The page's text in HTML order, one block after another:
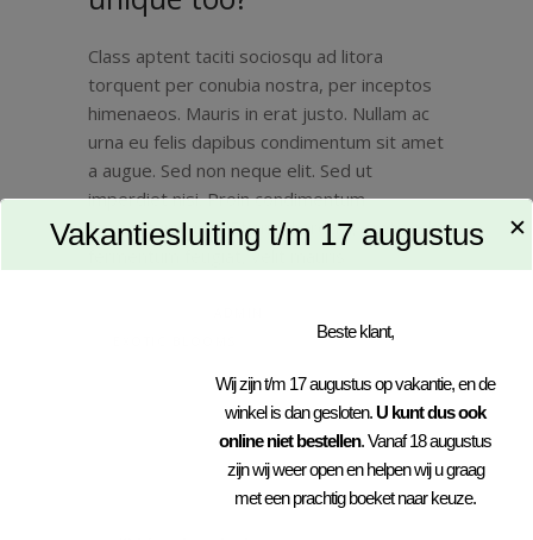
Class aptent taciti sociosqu ad litora
torquent per conubia nostra, per inceptos
himenaeos. Mauris in erat justo. Nullam ac
urna eu felis dapibus condimentum sit amet
a augue. Sed non neque elit. Sed ut
imperdiet nisi. Proin condimentum
fermentum nunc. Etiam pharetra, erat sed
fermentum feugiat, velit mauris
Vakantiesluiting t/m 17 augustus ✕
Beste klant,
Wij zijn t/m 17 augustus op vakantie, en de
winkel is dan gesloten.U kunt dus ook
online niet bestellen. Vanaf 18 augustus
zijn wij weer open en helpen wij u graag
met een prachtig boeket naar keuze.